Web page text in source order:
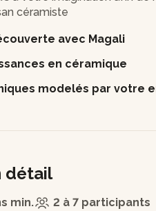
céramiste
avec Magali
en céramique
modelés par votre
détail
min.
2 à 7 participants